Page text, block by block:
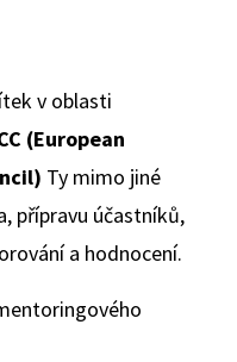
v oblasti
(European
Ty mimo jiné
přípravu účastníků,
a hodnocení.